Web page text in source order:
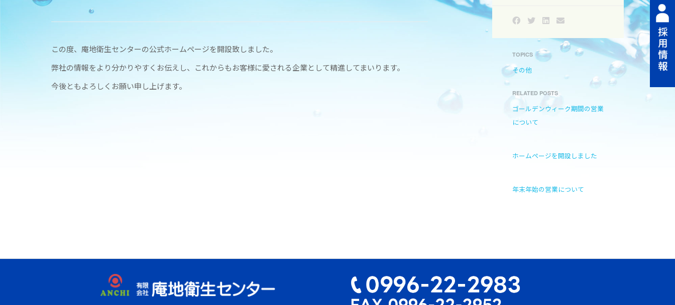
この度、庵地衛生センターの公式ホームページを開設致しました。
弊社の情報をより分かりやすくお伝えし、これからもお客様に愛される企業として精進してまいります。
今後ともよろしくお願い申し上げます。
TOPICS
その他
RELATED POSTS
ゴールデンウィーク期間の営業
について
ホームページを開設しました
年末年始の営業について